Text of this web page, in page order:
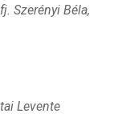
Szerényi Béla,
Levente